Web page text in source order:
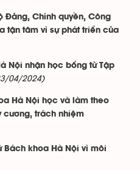
Đảng, Chính quyền, Công
tận tâm vì sự phát triển của
Nội nhận học bổng từ Tập
04/2024)
Hà Nội học và làm theo
cương, trách nhiệm
Bách khoa Hà Nội vì môi